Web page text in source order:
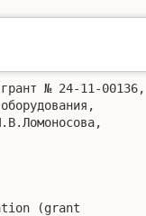
№ 24-11-00136,
(grant